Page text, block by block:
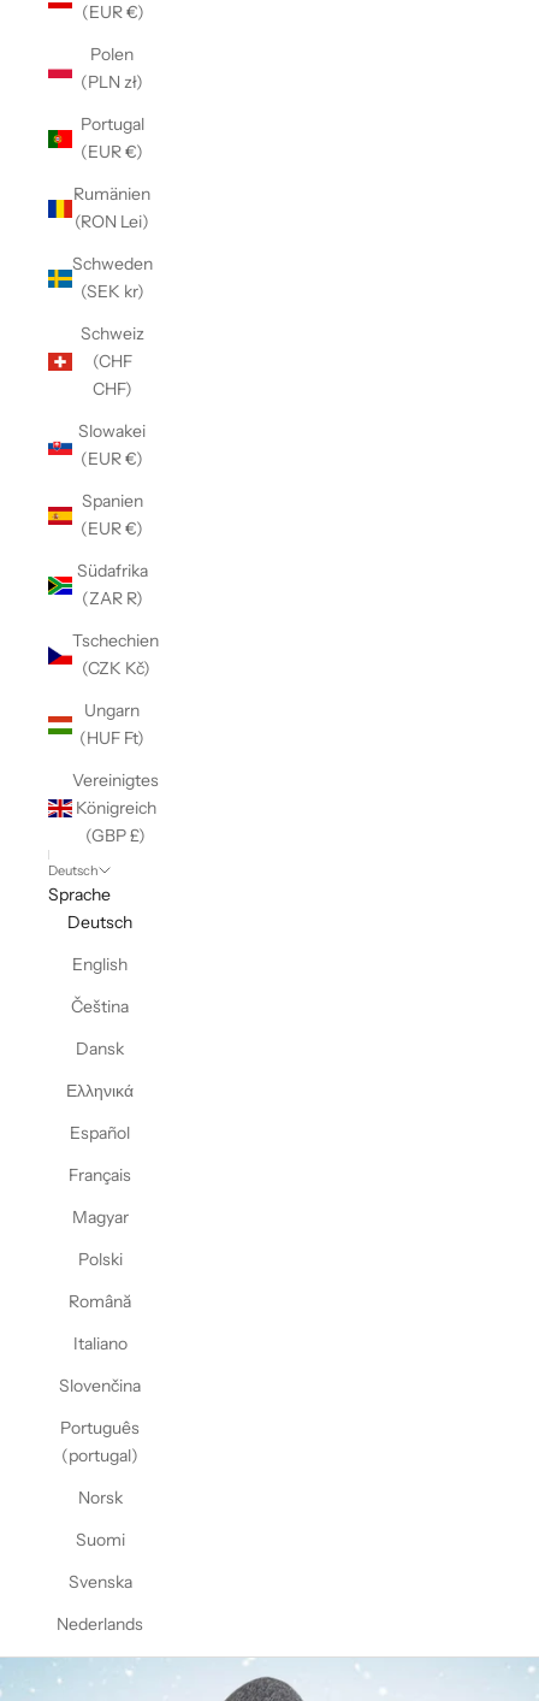
(EUR €)
Polen
(PLN zł)
Portugal
(EUR €)
Rumänien
(RON Lei)
Schweden
(SEK kr)
Schweiz
(CHF
CHF)
Slowakei
(EUR €)
Spanien
(EUR €)
Südafrika
(ZAR R)
Tschechien
(CZK Kč)
Ungarn
(HUF Ft)
Vereinigtes
Königreich
(GBP £)
Deutsch
Sprache
Deutsch
English
Čeština
Dansk
Ελληνικά
Español
Français
Magyar
Polski
Română
Italiano
Slovenčina
Português
(portugal)
Norsk
Suomi
Svenska
Nederlands